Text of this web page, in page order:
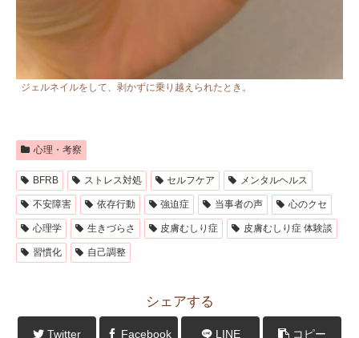
ジェルネイルをして、剥かずに乗り越えられたとき。
心理・考察
BFRB ストレス対処 セルフケア メンタルヘルス
不安障害 依存行動 強迫症 当事者の声 心のクセ
心理学 生きづらさ 皮膚むしり症 皮膚むしり症 体験談
習慣化 自己調整
シェアする
Twitter Facebook LINE コピー